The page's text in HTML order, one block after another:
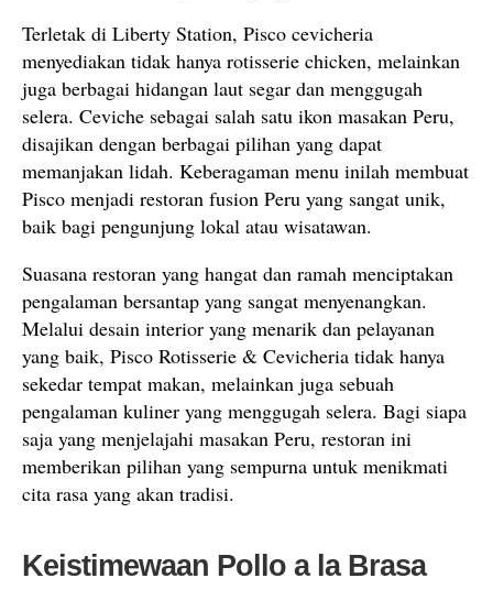
Terletak di Liberty Station, Pisco cevicheria
menyediakan tidak hanya rotisserie chicken, melainkan
juga berbagai hidangan laut segar dan menggugah
selera. Ceviche sebagai salah satu ikon masakan Peru,
disajikan dengan berbagai pilihan yang dapat
memanjakan lidah. Keberagaman menu inilah membuat
Pisco menjadi restoran fusion Peru yang sangat unik,
baik bagi pengunjung lokal atau wisatawan.
Suasana restoran yang hangat dan ramah menciptakan
pengalaman bersantap yang sangat menyenangkan.
Melalui desain interior yang menarik dan pelayanan
yang baik, Pisco Rotisserie & Cevicheria tidak hanya
sekedar tempat makan, melainkan juga sebuah
pengalaman kuliner yang menggugah selera. Bagi siapa
saja yang menjelajahi masakan Peru, restoran ini
memberikan pilihan yang sempurna untuk menikmati
cita rasa yang akan tradisi.
Keistimewaan Pollo a la Brasa